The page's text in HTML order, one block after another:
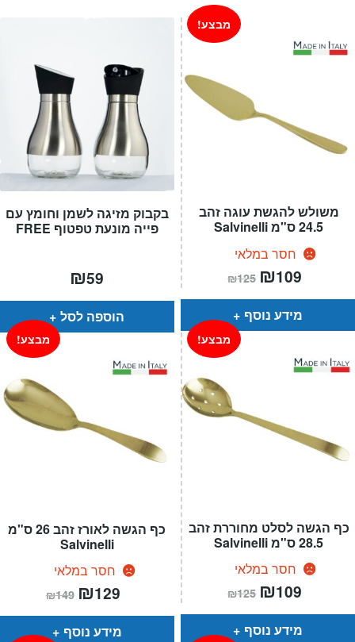
בקבוק מזיגה לשמן וחומץ עם
פייה מונעת טפטוף FREE
₪59
הוספה לסל
משולש להגשת עוגה זהב
24.5 ס"מ Salvinelli
חסר במלאי
מבצע!
₪125 המחיר
המקורי
היה:
₪125.
₪109
הוא:
מידע נוסף
כף הגשה לאורז זהב 26 ס"מ
Salvinelli
חסר במלאי
מבצע!
₪149 המחיר
המקורי
היה:
₪149.
₪129
הוא:
מידע נוסף
כף הגשה לסלט מחוררת זהב
28.5 ס"מ Salvinelli
חסר במלאי
מבצע!
₪125 המחיר
המקורי
היה:
₪125.
₪109
הוא:
מידע נוסף